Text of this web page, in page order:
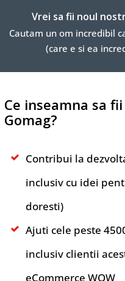
Vrei sa fii noul
Cautam un om incredibil
(care e si ea
Ce inseamna sa
Gomag?
Contribui la
inclusiv cu idei
doresti)
Ajuti cele peste
inclusiv clientii
eCommerce WOW